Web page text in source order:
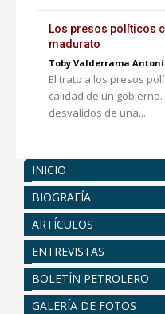
Los presos políticos
madurato
Toby Valderrama
El trato a los presos
calidad de un
desvalidos de una...
INICIO
BIOGRAFÍA
ARTÍCULOS
ENTREVISTAS
BOLETÍN PETROLERO
GALERÍA DE FOTOS